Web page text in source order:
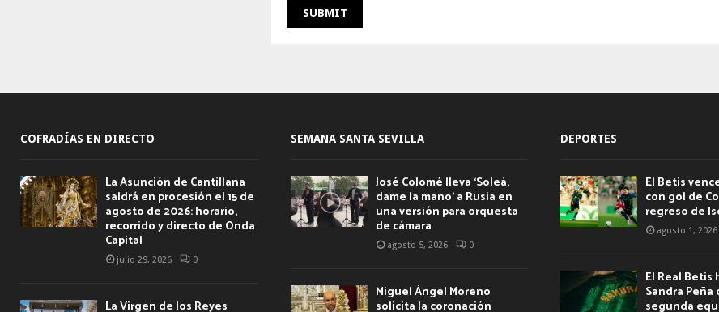
COFRADÍAS EN DIRECTO
La Asunción de Cantillana
saldrá en procesión el 15 de
agosto de 2026: horario,
recorrido y directo de Onda
Capital
julio 29, 2026 0
La Virgen de los Reyes
SEMANA SANTA SEVILLA
José Colomé lleva ‘Soleá,
dame la mano’ a Rusia en
una versión para orquesta
de cámara
agosto 5, 2026 0
Miguel Ángel Moreno
solicita la coronación
DEPORTES
El Betis
con gol de
regreso de
agosto 1, 2026
El Real Betis
Sandra Peña
segunda